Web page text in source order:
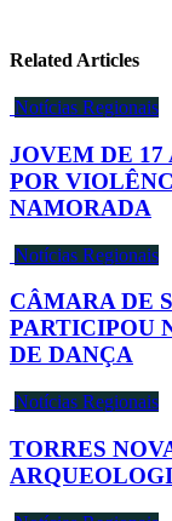
Related Articles
Notícias Regionais
JOVEM DE 17
POR
NAMORADA
Notícias Regionais
CÂMARA DE
PARTICIPOU
DE DANÇA
Notícias Regionais
TORRES